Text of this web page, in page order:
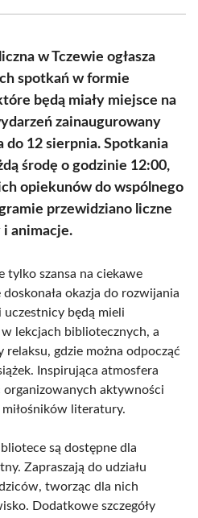
w Tczewie ogłasza
spotkań w formie
będą miały miejsce na
zainaugurowany
do 12 sierpnia. Spotkania
środę o godzinie 12:00,
opiekunów do wspólnego
przewidziano liczne
animacje.
tylko szansa na ciekawe
okazja do rozwijania
będą mieli
lekcjach bibliotecznych, a
gdzie można odpocząć
Inspirująca atmosfera
aktywności
literatury.
są dostępne dla
Zapraszają do udziału
tworząc dla nich
Dodatkowe szczegóły